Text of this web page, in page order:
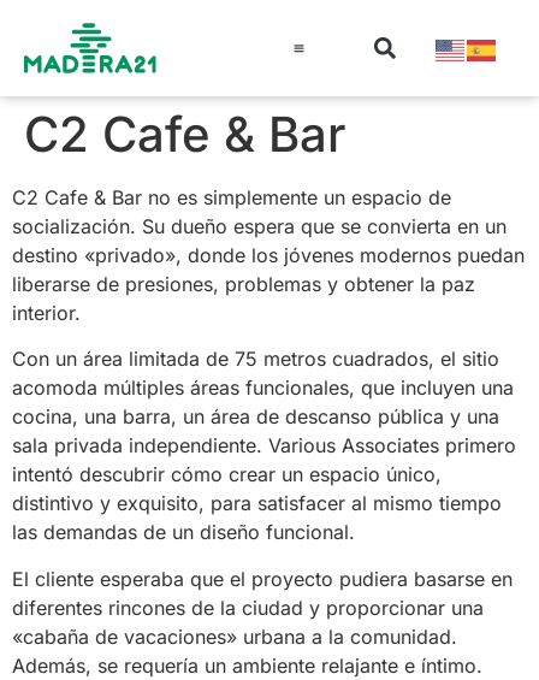
C2 Cafe & Bar
C2 Cafe & Bar no es simplemente un espacio de
socialización. Su dueño espera que se convierta en un
destino «privado», donde los jóvenes modernos puedan
liberarse de presiones, problemas y obtener la paz
interior.
Con un área limitada de 75 metros cuadrados, el sitio
acomoda múltiples áreas funcionales, que incluyen una
cocina, una barra, un área de descanso pública y una
sala privada independiente. Various Associates primero
intentó descubrir cómo crear un espacio único,
distintivo y exquisito, para satisfacer al mismo tiempo
las demandas de un diseño funcional.
El cliente esperaba que el proyecto pudiera basarse en
diferentes rincones de la ciudad y proporcionar una
«cabaña de vacaciones» urbana a la comunidad.
Además, se requería un ambiente relajante e íntimo.